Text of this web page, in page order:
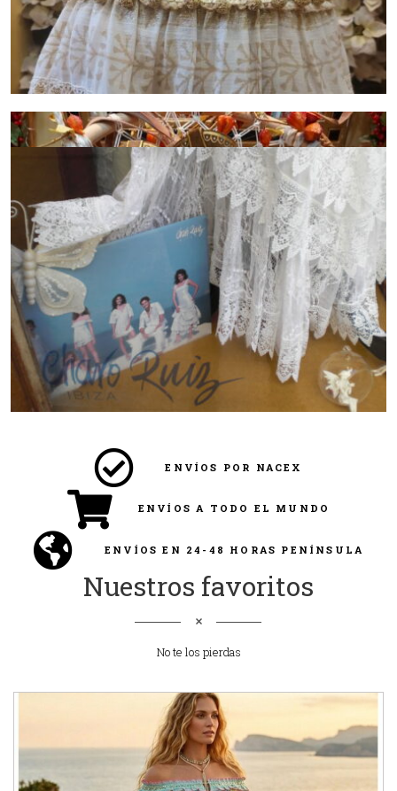
ENVÍOS POR NACEX
ENVÍOS A TODO EL MUNDO
ENVÍOS EN 24-48 HORAS PENÍNSULA
Nuestros favoritos
No te los pierdas